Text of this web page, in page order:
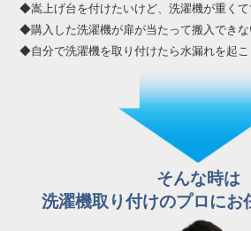
◆嵩上げ台を付けたいけど、洗濯機が重く
◆購入した洗濯機が扉が当たって搬入でき
◆自分で洗濯機を取り付けたら水漏れを起こ
そんな時は
洗濯機取り付けのプロにお